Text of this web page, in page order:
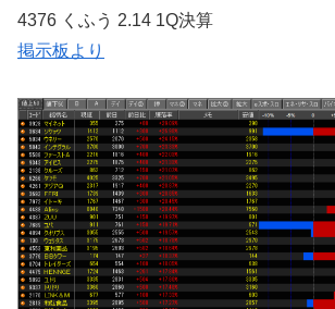
4376 くふう 2.14 1Q決算
掲示板より